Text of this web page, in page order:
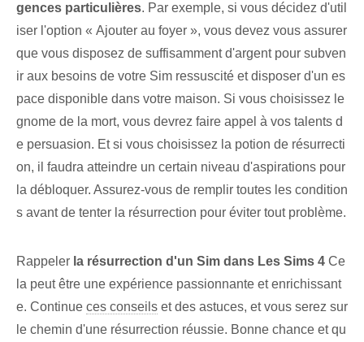
gences particulières. Par exemple, si vous décidez d'util
iser l'option « Ajouter au foyer », vous devez vous assurer
que vous disposez de suffisamment d'argent pour subven
ir aux besoins de votre Sim ressuscité et disposer d'un es
pace disponible dans votre maison. Si vous choisissez le
gnome de la mort, vous devrez faire appel à vos talents d
e persuasion. Et si vous choisissez la potion de résurrecti
on, il faudra atteindre un certain niveau d'aspirations pour
la débloquer. Assurez-vous de remplir toutes les condition
s avant de tenter la résurrection pour éviter tout problème.
Rappeler la résurrection d'un Sim dans Les Sims 4 Ce
la peut être une expérience passionnante et enrichissant
e. Continue ces conseils et des astuces, et vous serez sur
le chemin d'une résurrection réussie. Bonne chance et qu